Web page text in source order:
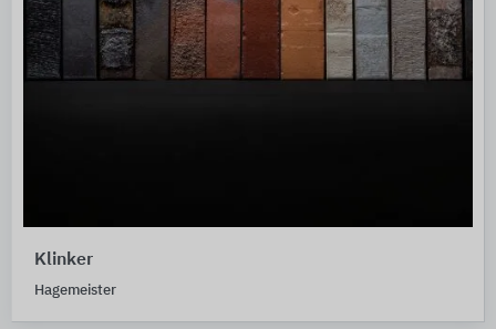
Klinker
Hagemeister